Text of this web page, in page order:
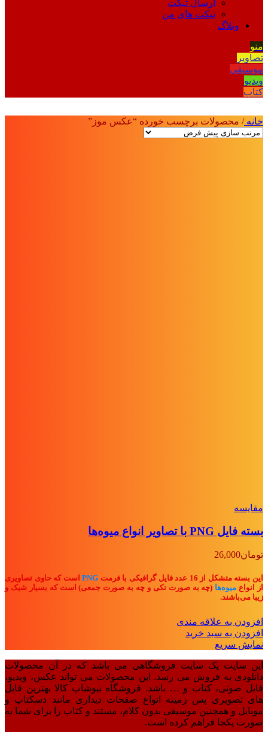
ارسال تیکت
تیکت های من
وبلاگ
منو
تصاویر
موسیقی
ویدیو
کتاب
خانه/ محصولات برچسب خورده “عکس موز”
مقايسه
بسته فایل PNG با تصاویر انواع میوه‌ها
تومان26,000
این بسته متشکل از 16 عدد فایل گرافیکی با فرمت PNGاست که حاوی تصاویری
از انواع میوه‌ها (چه به صورت تکی و چه به صورت جمعی) است که بسیار شیک و
زیبا می‌باشند.
افزودن به علاقه مندی
افزودن به سبد خرید
نمایش سریع
این سایت یک سایت فروشگاهی می باشد که در آن محصولات
دانلودی به فروش می رسد. این محصولات می تواند عکس، ویدیو،
فایل صوتی، کتاب و … باشد. فروشگاه نیوشاپ کالا بهترین فایل
های تصویری پس زمینه انواع صفحات دیداری مانند دسکتاپ و
موبایل و همچنین موسیقی بدون کلام، مستند و کتاب را برای شما به
صورت یکجا فراهم کرده است.